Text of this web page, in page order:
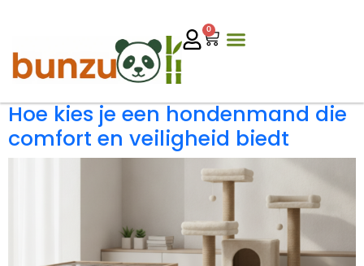
0
Hoe kies je een hondenmand die
comfort en veiligheid biedt